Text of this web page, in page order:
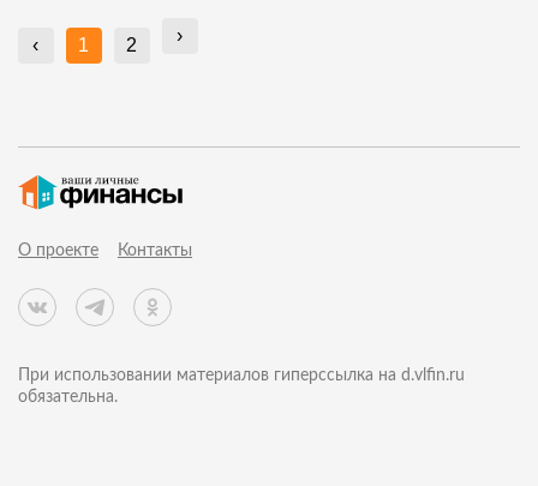
‹ 1 2 ›
О проекте Контакты
При использовании материалов гиперссылка на d.vlfin.ru
обязательна.